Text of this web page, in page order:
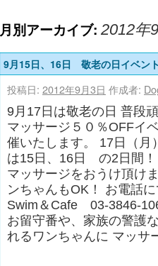
月別アーカイブ: 2012年
9月15日、16日 敬老の日イベン
投稿日: 2012年9月3日 作成者:
9月17日は敬老の日 普段
マッサージ５０％OFFイ
催いたします。 17日（月
は15日、16日 の2日間！
マッサージをおうけ頂け
ンちゃんもOK！ お電話
Swim＆Cafe 03-3846-
お留守番や、家族の警護
れるワンちゃんに マッ